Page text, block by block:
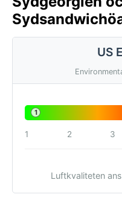
US
1
1 2 3
Luftkvaliteten